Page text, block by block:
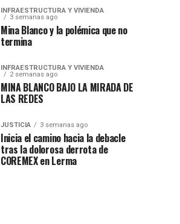
INFRAESTRUCTURA Y VIVIENDA
3 semanas ago
Mina Blanco y la polémica que no
termina
INFRAESTRUCTURA Y VIVIENDA
2 semanas ago
MINA BLANCO BAJO LA MIRADA DE
LAS REDES
JUSTICIA 3 semanas ago
Inicia el camino hacia la debacle
tras la dolorosa derrota de
COREMEX en Lerma